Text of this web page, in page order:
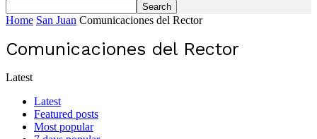
Home San Juan Comunicaciones del Rector
Comunicaciones del Rector
Latest
Latest
Featured posts
Most popular